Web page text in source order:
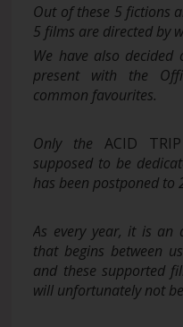
Out of these 5 fictions
5 films are directed by
We have also
present with the
common favourites.
Only the ACID
supposed to be
has been postponed to
As every year, it is an
that begins between
and these supported
will unfortunately not